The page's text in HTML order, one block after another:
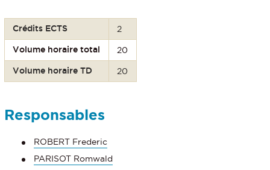
Crédits ECTS 2
Volume horaire total 20
Volume horaire TD 20
Responsables
ROBERT Frederic
PARISOT Romwald